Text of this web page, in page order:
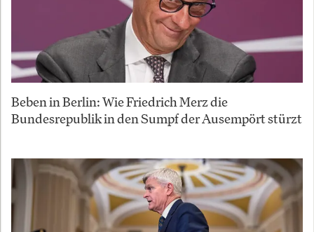
Beben in Berlin: Wie Friedrich Merz die
Bundesrepublik in den Sumpf der Ausempört stürzt